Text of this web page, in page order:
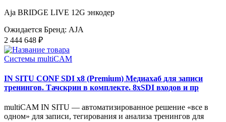
Aja BRIDGE LIVE 12G энкодер
Ожидается Бренд: AJA
2 444 648 ₽
Системы multiCAM
IN SITU CONF SDI x8 (Premium) Медиахаб для записи
тренингов. Тачскрин в комплекте. 8xSDI входов и пр
multiCAM IN SITU — автоматизированное решение «все в
одном» для записи, тегирования и анализа тренингов для